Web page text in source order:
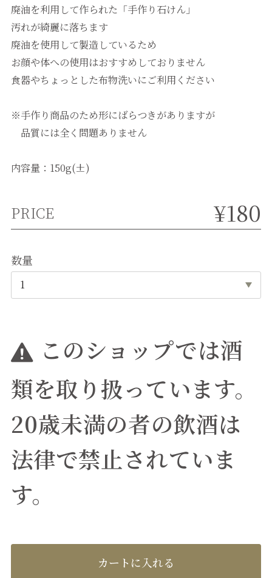
廃油を利用して作られた「手作り石けん」
汚れが綺麗に落ちます
廃油を使用して製造しているため
お顔や体への使用はおすすめしておりません
食器やちょっとした布物洗いにご利用ください
※手作り商品のため形にばらつきがありますが
品質には全く問題ありません
内容量：150g(±)
PRICE ¥180
数量
このショップでは酒
類を取り扱っています。
20歳未満の者の飲酒は
法律で禁止されていま
す。
カートに入れる